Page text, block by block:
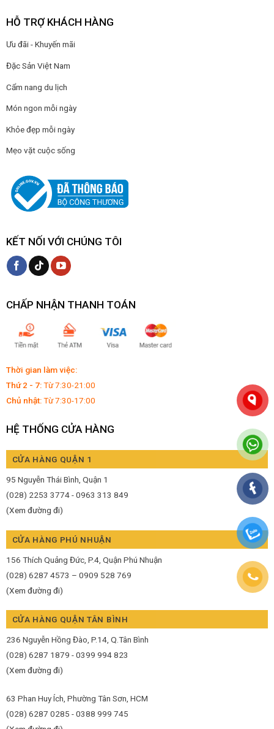
HỖ TRỢ KHÁCH HÀNG
Ưu đãi - Khuyến mãi
Đặc Sản Việt Nam
Cẩm nang du lịch
Món ngon mỗi ngày
Khỏe đẹp mỗi ngày
Mẹo vặt cuộc sống
KẾT NỐI VỚI CHÚNG TÔI
CHẤP NHẬN THANH TOÁN
Thời gian làm việc:
Thứ 2 - 7:Từ 7:30-21:00
Chủ nhật:Từ 7:30-17:00
HỆ THỐNG CỬA HÀNG
CỬA HÀNG QUẬN 1
95 Nguyễn Thái Bình, Quận 1
(028) 2253 3774 - 0963 313 849
(Xem đường đi)
CỬA HÀNG PHÚ NHUẬN
156 Thích Quảng Đức, P.4, Quận Phú Nhuận
(028) 6287 4573 – 0909 528 769
(Xem đường đi)
CỬA HÀNG QUẬN TÂN BÌNH
236 Nguyễn Hồng Đào, P.14, Q.Tân Bình
(028) 6287 1879 - 0399 994 823
(Xem đường đi)
63 Phan Huy Ích, Phường Tân Sơn, HCM
(028) 6287 0285 - 0388 999 745